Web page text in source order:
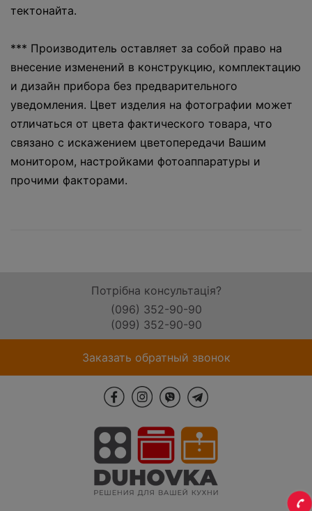
тектонайта.
*** Производитель оставляет за собой право на
внесение изменений в конструкцию, комплектацию
и дизайн прибора без предварительного
уведомления. Цвет изделия на фотографии может
отличаться от цвета фактического товара, что
связано с искажением цветопередачи Вашим
монитором, настройками фотоаппаратуры и
прочими факторами.
Потрібна консультація?
(096) 352-90-90
(099) 352-90-90
Заказать обратный звонок